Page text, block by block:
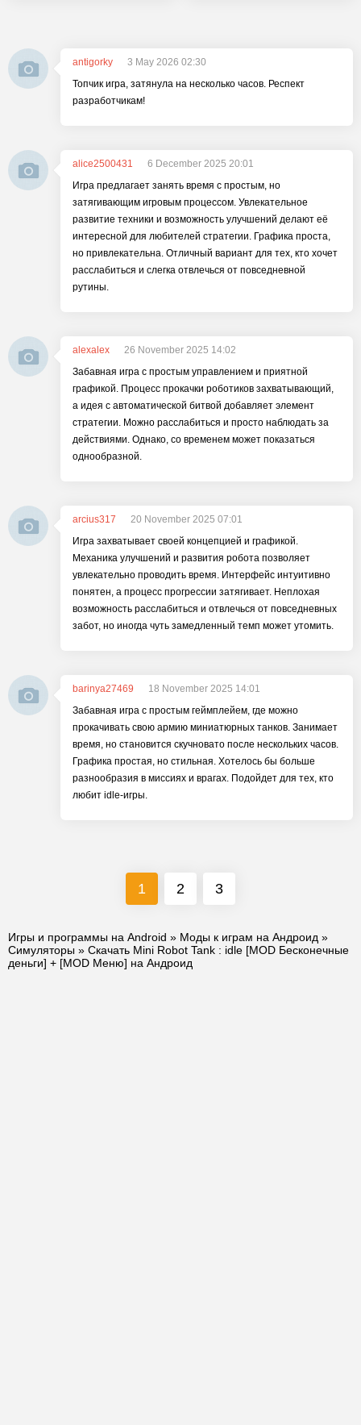
antigorky
3 May 2026 02:30
Топчик игра, затянула на несколько часов. Респект
разработчикам!
alice2500431
6 December 2025 20:01
Игра предлагает занять время с простым, но
затягивающим игровым процессом. Увлекательное
развитие техники и возможность улучшений делают её
интересной для любителей стратегии. Графика проста,
но привлекательна. Отличный вариант для тех, кто хочет
расслабиться и слегка отвлечься от повседневной
рутины.
alexalex
26 November 2025 14:02
Забавная игра с простым управлением и приятной
графикой. Процесс прокачки роботиков захватывающий,
а идея с автоматической битвой добавляет элемент
стратегии. Можно расслабиться и просто наблюдать за
действиями. Однако, со временем может показаться
однообразной.
arcius317
20 November 2025 07:01
Игра захватывает своей концепцией и графикой.
Механика улучшений и развития робота позволяет
увлекательно проводить время. Интерфейс интуитивно
понятен, а процесс прогрессии затягивает. Неплохая
возможность расслабиться и отвлечься от повседневных
забот, но иногда чуть замедленный темп может утомить.
barinya27469
18 November 2025 14:01
Забавная игра с простым геймплейем, где можно
прокачивать свою армию миниатюрных танков. Занимает
время, но становится скучновато после нескольких часов.
Графика простая, но стильная. Хотелось бы больше
разнообразия в миссиях и врагах. Подойдет для тех, кто
любит idle-игры.
1 2 3
Игры и программы на Android » Моды к играм на Андроид »
Симуляторы » Скачать Mini Robot Tank : idle [MOD Бесконечные
деньги] + [MOD Меню] на Андроид